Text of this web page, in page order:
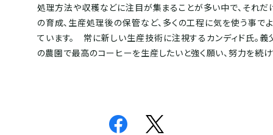
処理方法や収穫などに注目が集まることが多い中で、それ
の育成、生産処理後の保管など、多くの工程に気を使う事
ています。 常に新しい生産技術に注視するカンディド氏。
の農園で最高のコーヒーを生産したいと強く願い、努力を続け